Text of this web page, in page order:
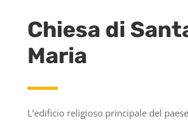
Chiesa di
Maria
L’edificio religioso principale del